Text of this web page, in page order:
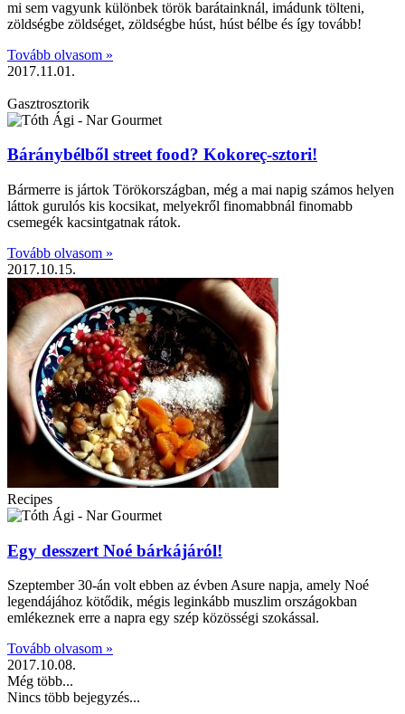
mi sem vagyunk különbek török barátainknál, imádunk tölteni,
zöldségbe zöldséget, zöldségbe húst, húst bélbe és így tovább!
Tovább olvasom »
2017.11.01.
Gasztrosztorik
Báránybélből street food? Kokoreç-sztori!
Bármerre is jártok Törökországban, még a mai napig számos helyen
láttok gurulós kis kocsikat, melyekről finomabbnál finomabb
csemegék kacsintgatnak rátok.
Tovább olvasom »
2017.10.15.
Recipes
Egy desszert Noé bárkájáról!
Szeptember 30-án volt ebben az évben Asure napja, amely Noé
legendájához kötődik, mégis leginkább muszlim országokban
emlékeznek erre a napra egy szép közösségi szokással.
Tovább olvasom »
2017.10.08.
Még több...
Nincs több bejegyzés...